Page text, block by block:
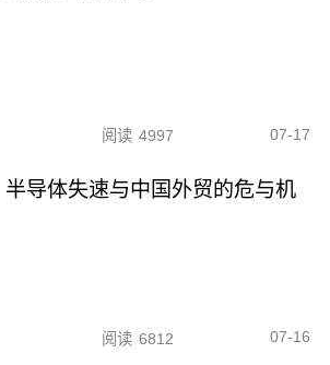
阅读 4997 07-17
半导体失速与中国外贸的危与机
阅读 6812 07-16